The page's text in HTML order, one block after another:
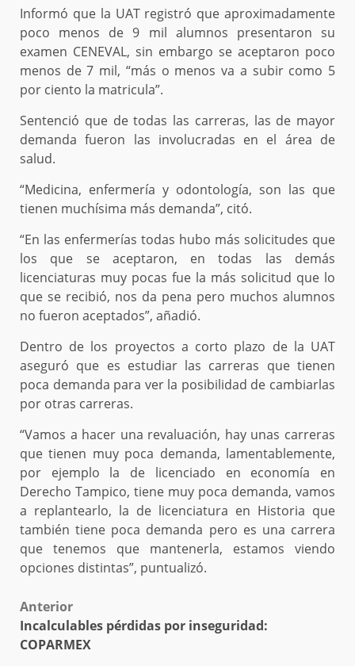
Informó que la UAT registró que aproximadamente
poco menos de 9 mil alumnos presentaron su
examen CENEVAL, sin embargo se aceptaron poco
menos de 7 mil, “más o menos va a subir como 5
por ciento la matricula”.
Sentenció que de todas las carreras, las de mayor
demanda fueron las involucradas en el área de
salud.
“Medicina, enfermería y odontología, son las que
tienen muchísima más demanda”, citó.
“En las enfermerías todas hubo más solicitudes que
los que se aceptaron, en todas las demás
licenciaturas muy pocas fue la más solicitud que lo
que se recibió, nos da pena pero muchos alumnos
no fueron aceptados”, añadió.
Dentro de los proyectos a corto plazo de la UAT
aseguró que es estudiar las carreras que tienen
poca demanda para ver la posibilidad de cambiarlas
por otras carreras.
“Vamos a hacer una revaluación, hay unas carreras
que tienen muy poca demanda, lamentablemente,
por ejemplo la de licenciado en economía en
Derecho Tampico, tiene muy poca demanda, vamos
a replantearlo, la de licenciatura en Historia que
también tiene poca demanda pero es una carrera
que tenemos que mantenerla, estamos viendo
opciones distintas”, puntualizó.
Post
navigation
Anterior
Incalculables pérdidas por inseguridad:
COPARMEX